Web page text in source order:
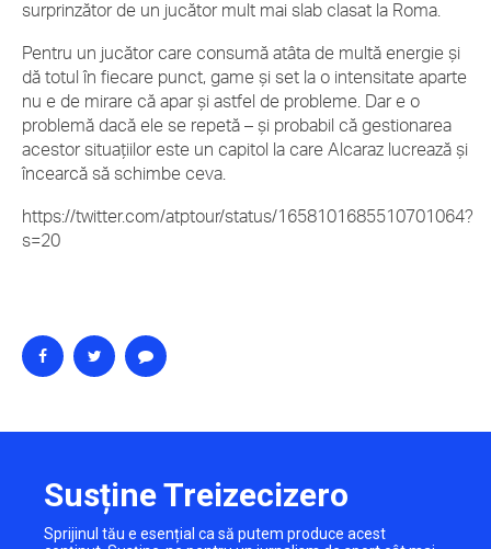
surprinzător de un jucător mult mai slab clasat la Roma.
Pentru un jucător care consumă atâta de multă energie și
dă totul în fiecare punct, game și set la o intensitate aparte
nu e de mirare că apar și astfel de probleme. Dar e o
problemă dacă ele se repetă – și probabil că gestionarea
acestor situațiilor este un capitol la care Alcaraz lucrează și
încearcă să schimbe ceva.
https://twitter.com/atptour/status/1658101685510701064?
s=20
Susține Treizecizero
Sprijinul tău e esențial ca să putem produce acest